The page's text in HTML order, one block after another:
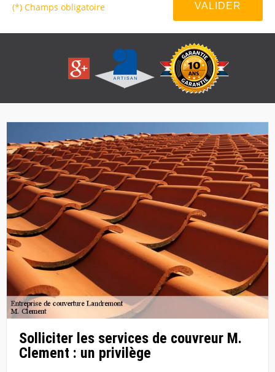
(*) Champs obligatoire
Solliciter les services de couvreur M.
Clement : un privilège